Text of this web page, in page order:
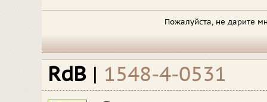
Пожалуйста, не дарите
RdB | 1548-4-0531